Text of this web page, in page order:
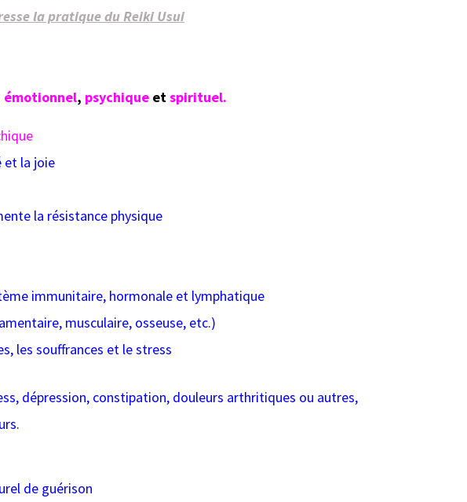
la pratique du Reiki Usui
émotionnel, psychiqueetspirituel.
et la joie
la résistance physique
immunitaire, hormonale et lymphatique
musculaire, osseuse, etc.)
les souffrances et le stress
dépression, constipation, douleurs arthritiques ou autres,
de guérison